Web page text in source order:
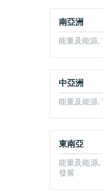
南亞洲
能量及能源,
中亞洲
能量及能源,
東南亞
能量及能源,
發展